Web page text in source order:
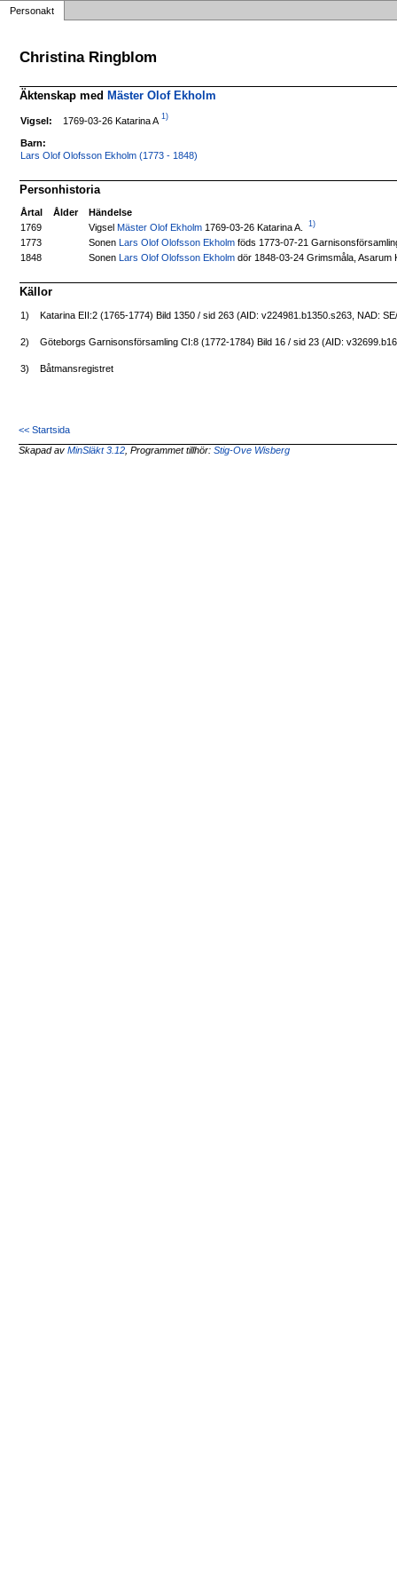
Personakt
Christina Ringblom
Äktenskap med Mäster Olof Ekholm
Vigsel: 1769-03-26 Katarina A 1)
Barn:
Lars Olof Olofsson Ekholm (1773 - 1848)
Personhistoria
Årtal Ålder
Händelse
1769
VigselMäster Olof Ekholm 1769-03-26 Katarina A. 1)
1773 SonenLars Olof Olofsson Ekholm föds 1773-07-21
1848
SonenLars Olof Olofsson Ekholm dör 1848-03-24 Grimsmåla, Asarum
Källor
1) Katarina EII:2 (1765-1774) Bild 1350 / sid 263 (AID: v224981.b1350.s263, NAD:
2) Göteborgs Garnisonsförsamling CI:8 (1772-1784) Bild 16 / sid 23 (AID:
3) Båtmansregistret
<< Startsida
Skapad avMinSläkt 3.12 , Programmet tillhör:Stig-Ove Wisberg